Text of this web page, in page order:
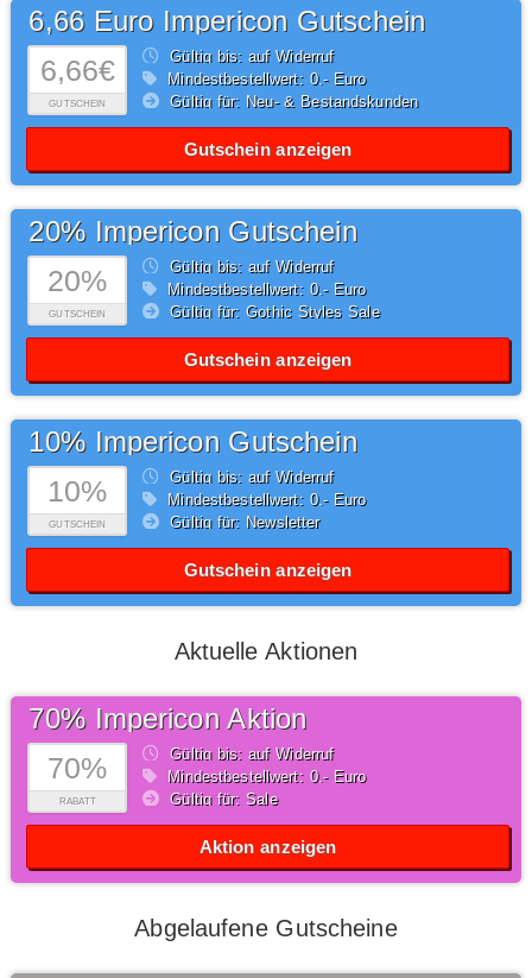
6,66€
GUTSCHEIN
6,66 Euro Impericon Gutschein
Gültig bis: auf Widerruf
Mindestbestellwert: 0,- Euro
Gültig für: Neu- & Bestandskunden
Gutschein anzeigen
20%
GUTSCHEIN
20% Impericon Gutschein
Gültig bis: auf Widerruf
Mindestbestellwert: 0,- Euro
Gültig für: Gothic Styles Sale
Gutschein anzeigen
10%
GUTSCHEIN
10% Impericon Gutschein
Gültig bis: auf Widerruf
Mindestbestellwert: 0,- Euro
Gültig für: Newsletter
Gutschein anzeigen
Aktuelle Aktionen
70%
RABATT
70% Impericon Aktion
Gültig bis: auf Widerruf
Mindestbestellwert: 0,- Euro
Gültig für: Sale
Aktion anzeigen
Abgelaufene Gutscheine